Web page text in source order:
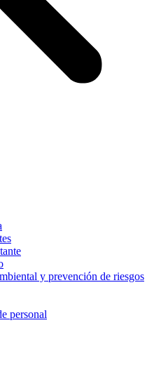
y prevención de riesgos
personal